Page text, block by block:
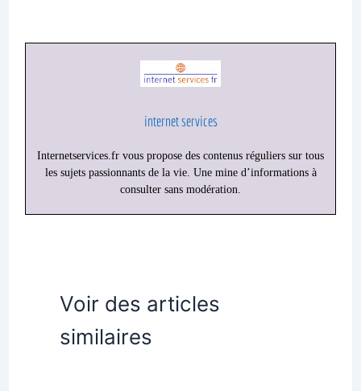
internet services
Internetservices.fr vous propose des contenus réguliers sur tous
les sujets passionnants de la vie. Une mine d’informations à
consulter sans modération.
Voir des articles
similaires